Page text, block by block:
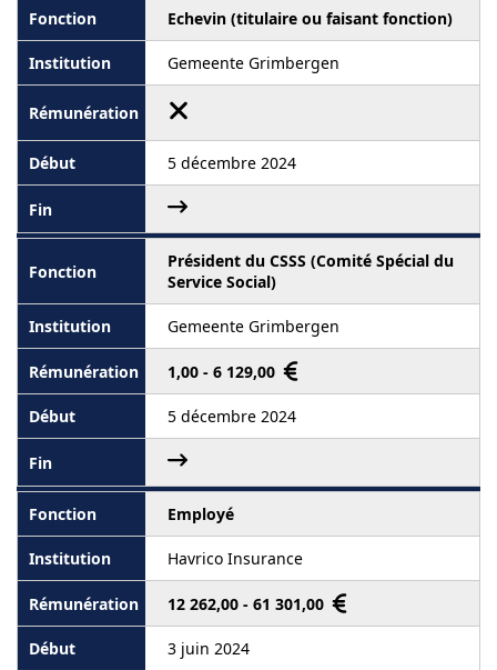
Echevin (titulaire ou faisant fonction)
Gemeente Grimbergen
5 décembre 2024
Président du CSSS (Comité Spécial du
Service Social)
Gemeente Grimbergen
1,00 - 6 129,00
5 décembre 2024
Employé
Havrico Insurance
12 262,00 - 61 301,00
3 juin 2024